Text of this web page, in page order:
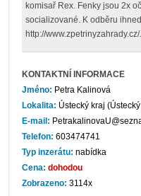
komisař Rex. Fenky jsou 2x
socializované. K odběru
http://
KONTAKTNÍ INFORMACE
Jméno: Petra Kalinová
Lokalita: Ústecký kraj
E-mail:
Telefon: 603474741
Typ inzerátu: nabídka
Cena: dohodou
Zobrazeno: 3114x